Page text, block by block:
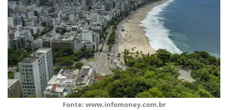
Fonte: www.infomoney.com.br